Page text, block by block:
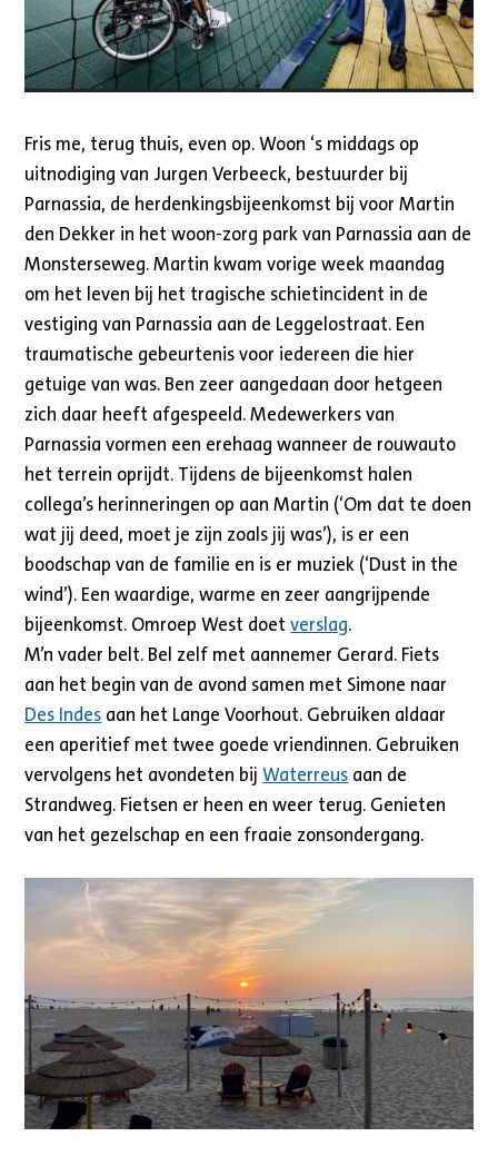
Fris me, terug thuis, even op. Woon ‘s middags op
uitnodiging van Jurgen Verbeeck, bestuurder bij
Parnassia, de herdenkingsbijeenkomst bij voor Martin
den Dekker in het woon-zorg park van Parnassia aan de
Monsterseweg. Martin kwam vorige week maandag
om het leven bij het tragische schietincident in de
vestiging van Parnassia aan de Leggelostraat. Een
traumatische gebeurtenis voor iedereen die hier
getuige van was. Ben zeer aangedaan door hetgeen
zich daar heeft afgespeeld. Medewerkers van
Parnassia vormen een erehaag wanneer de rouwauto
het terrein oprijdt. Tijdens de bijeenkomst halen
collega’s herinneringen op aan Martin (‘Om dat te doen
wat jij deed, moet je zijn zoals jij was’), is er een
boodschap van de familie en is er muziek (‘Dust in the
wind’). Een waardige, warme en zeer aangrijpende
bijeenkomst. Omroep West doetverslag.
M’n vader belt. Bel zelf met aannemer Gerard. Fiets
aan het begin van de avond samen met Simone naar
Des Indes aan het Lange Voorhout. Gebruiken aldaar
een aperitief met twee goede vriendinnen. Gebruiken
vervolgens het avondeten bijWaterreus aan de
Strandweg. Fietsen er heen en weer terug. Genieten
van het gezelschap en een fraaie zonsondergang.